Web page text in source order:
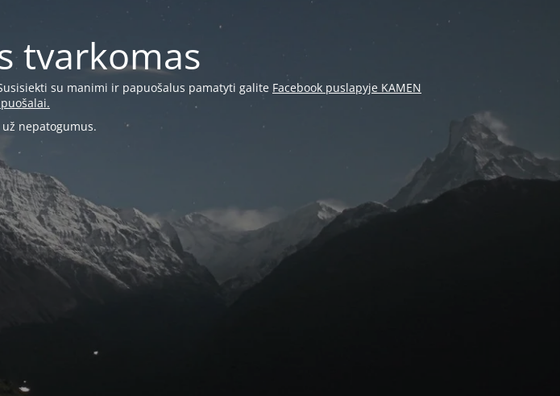
tvarkomas
su manimi ir papuošalus pamatyti galite Facebook puslapyje KAMEN
nepatogumus.